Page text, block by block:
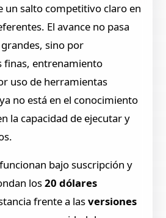
un salto competitivo claro en
El avance no pasa
sino por
finas, entrenamiento
uso de herramientas
no está en el conocimiento
la capacidad de ejecutar y
bajo suscripción y
los20 dólares
frente a lasversiones